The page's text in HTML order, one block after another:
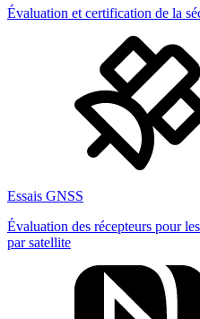
Évaluation et certification de la
Essais GNSS
Évaluation des récepteurs pour
par satellite